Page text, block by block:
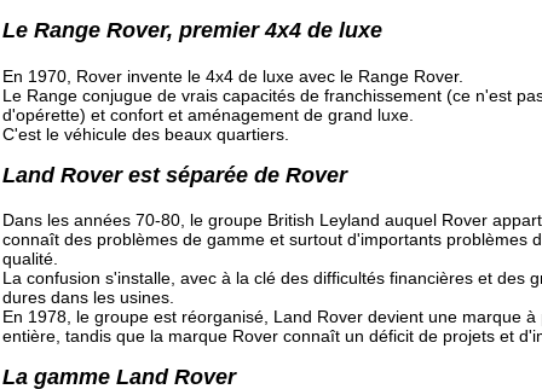
Le Range Rover, premier 4x4 de luxe
En 1970, Rover invente le 4x4 de luxe avec le Range Rover.
Le Range conjugue de vrais capacités de franchissement (ce n'est
d'opérette) et confort et aménagement de grand luxe.
C'est le véhicule des beaux quartiers.
Land Rover est séparée de Rover
Dans les années 70-80, le groupe British Leyland auquel Rover
connaît des problèmes de gamme et surtout d'importants problèmes
qualité.
La confusion s'installe, avec à la clé des difficultés financières et des
dures dans les usines.
En 1978, le groupe est réorganisé, Land Rover devient une marque à
entière, tandis que la marque Rover connaît un déficit de projets et
La gamme Land Rover